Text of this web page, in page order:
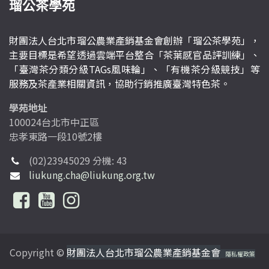
瑠公茶學苑
財團法人台北市瑠公農業產銷基金會創辦「瑠公茶學苑」，
主要目標是希望透過雲端平台整合「茶葉感官品評訓練」、
「臺灣茶分類分級TAGs風味輪」、「有機茶分級競技」等
服務及茶產業相關資訊，協助行銷推廣臺灣特色茶。
學苑地址
100024台北市中正區
忠孝東路一段10號2樓
(02)23945029 分機: 43
liukung.cha@liukung.org.tw
Copyright © 財團法人台北市瑠公農業產銷基金會 隱私權政策